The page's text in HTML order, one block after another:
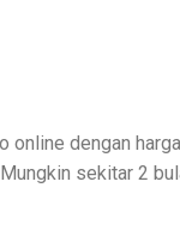
dengan
sekitar 2